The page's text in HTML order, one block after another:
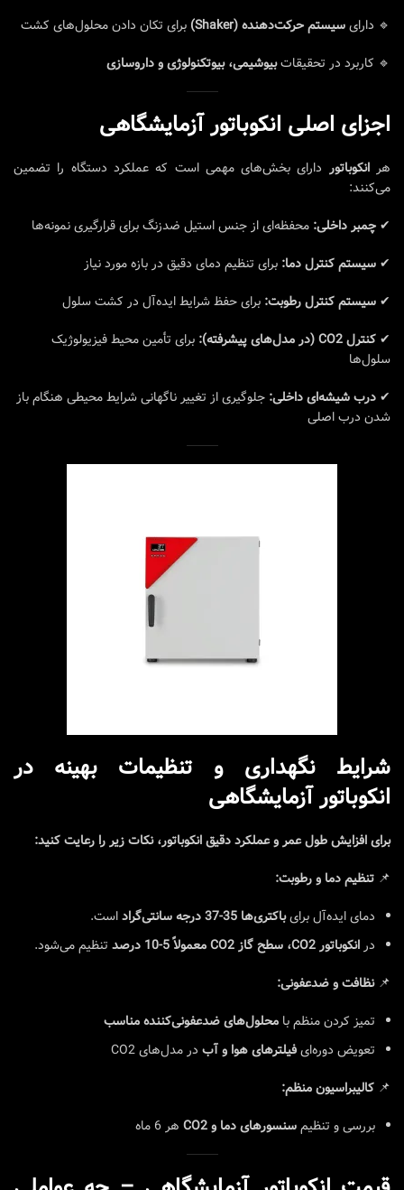
🔹 دارایسیستم حرکت‌دهنده (Shaker)
برای تکان دادن محلول‌های کشت
🔹 کاربرد در تحقیقاتبیوشیمی، بیوتکنولوژی و داروسازی
اجزای اصلی انکوباتور آزمایشگاهی
هرانکوباتور دارای بخش‌های مهمی است که عملکرد دستگاه را تضمین
می‌کنند:
✔ چمبر داخلی: محفظه‌ای از جنس استیل ضدزنگ برای قرارگیری نمونه‌ها
✔ سیستم کنترل دما: برای تنظیم دمای دقیق در بازه مورد نیاز
✔ سیستم کنترل رطوبت: برای حفظ شرایط ایده‌آل در کشت سلول
✔ کنترل CO2 (در مدل‌های پیشرفته):
برای تأمین محیط فیزیولوژیک
سلول‌ها
✔ درب شیشه‌ای داخلی: جلوگیری از تغییر ناگهانی شرایط محیطی هنگام باز
شدن درب اصلی
شرایط نگهداری و تنظیمات بهینه در
انکوباتور آزمایشگاهی
برای افزایش طول عمر و عملکرد دقیق انکوباتور، نکات زیر را رعایت کنید:
📌 تنظیم دما و رطوبت:
دمای ایده‌آل برایباکتری‌ها 35-37 درجه سانتی‌گراد
است.
در انکوباتور CO2، سطح گاز CO2 معمولاً 5-10 درصد
تنظیم می‌شود.
📌نظافت و ضدعفونی:
تمیز کردن منظم با محلول‌های ضدعفونی‌کننده مناسب
تعویض دوره‌ایفیلترهای هوا و آب در مدل‌های CO2
📌 کالیبراسیون منظم:
بررسی و تنظیمسنسورهای دما و CO2 هر 6 ماه